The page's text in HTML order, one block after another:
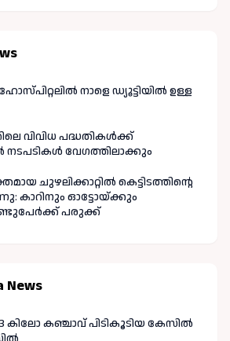
നാളെ ഡ്യൂട്ടിയിൽ ഉള്ള
വിവിധ പദ്ധതികൾക്ക്
നടപടികൾ വേഗത്തിലാക്കും
ചുഴലിക്കാറ്റിൽ കെട്ടിടത്തിന്റെ
കാറിനും ഓട്ടോയ്ക്കും
പരുക്ക്
News
കഞ്ചാവ് പിടികൂടിയ കേസിൽ